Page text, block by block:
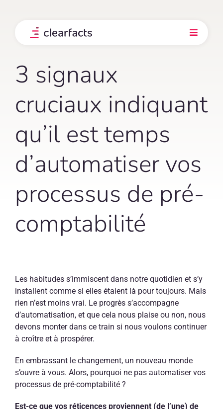
Toggle
Nos clients
Prix
Explorez
FR
3 signaux
cruciaux indiquant
qu’il est temps
d’automatiser vos
processus de pré-
comptabilité
Les habitudes s’immiscent dans notre quotidien et s’y
installent comme si elles étaient là pour toujours. Mais
rien n’est moins vrai. Le progrès s’accompagne
d’automatisation, et que cela nous plaise ou non, nous
devons monter dans ce train si nous voulons continuer
à croître et à prospérer.
En embrassant le changement, un nouveau monde
s’ouvre à vous. Alors, pourquoi ne pas automatiser vos
processus de pré-comptabilité ?
Est-ce que vos réticences proviennent (de l’une) de